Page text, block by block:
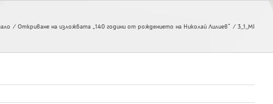
Откриване на изложбата „140 години от рождението на Николай Лилиев“ 3_1_MI